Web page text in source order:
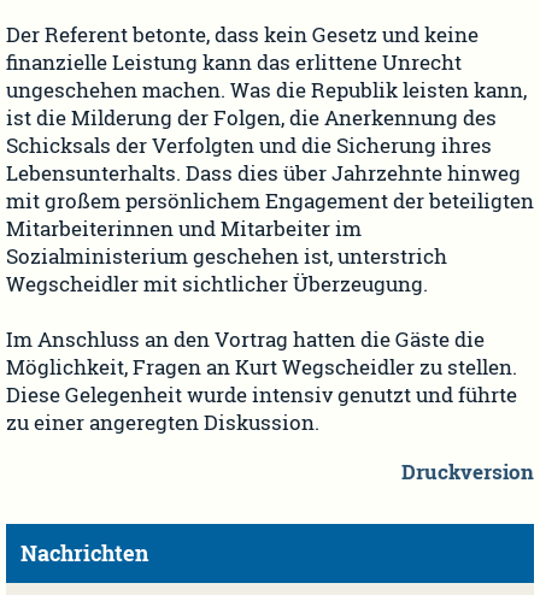
Der Referent betonte, dass kein Gesetz und keine
finanzielle Leistung kann das erlittene Unrecht
ungeschehen machen. Was die Republik leisten kann,
ist die Milderung der Folgen, die Anerkennung des
Schicksals der Verfolgten und die Sicherung ihres
Lebensunterhalts. Dass dies über Jahrzehnte hinweg
mit großem persönlichem Engagement der beteiligten
Mitarbeiterinnen und Mitarbeiter im
Sozialministerium geschehen ist, unterstrich
Wegscheidler mit sichtlicher Überzeugung.
Im Anschluss an den Vortrag hatten die Gäste die
Möglichkeit, Fragen an Kurt Wegscheidler zu stellen.
Diese Gelegenheit wurde intensiv genutzt und führte
zu einer angeregten Diskussion.
Druckversion
Nachrichten